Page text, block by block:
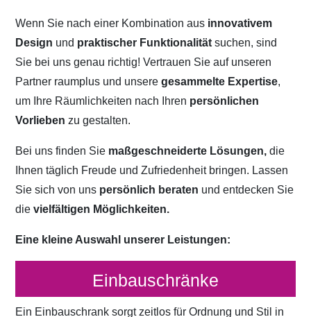
Wenn Sie nach einer Kombination aus innovativem
Design und praktischer Funktionalitätsuchen, sind
Sie bei uns genau richtig! Vertrauen Sie auf unseren
Partner raumplus und unseregesammelte Expertise,
um Ihre Räumlichkeiten nach Ihren persönlichen
Vorliebenzu gestalten.
Bei uns finden Sie maßgeschneiderte Lösungen, die
Ihnen täglich Freude und Zufriedenheit bringen. Lassen
Sie sich von uns persönlich beraten und entdecken Sie
dievielfältigen Möglichkeiten.
Eine kleine Auswahl unserer Leistungen:
Einbauschränke
Ein Einbauschrank sorgt zeitlos für Ordnung und Stil in